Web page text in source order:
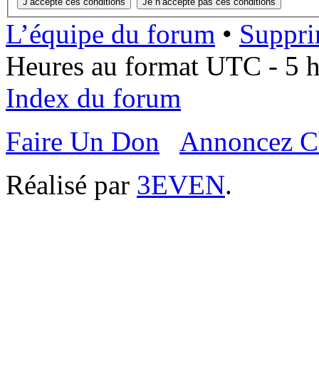
L’équipe du forum •
Heures au format UTC - 5
Index du forum
Faire Un Don
Annoncez
Réalisé par 3EVEN.